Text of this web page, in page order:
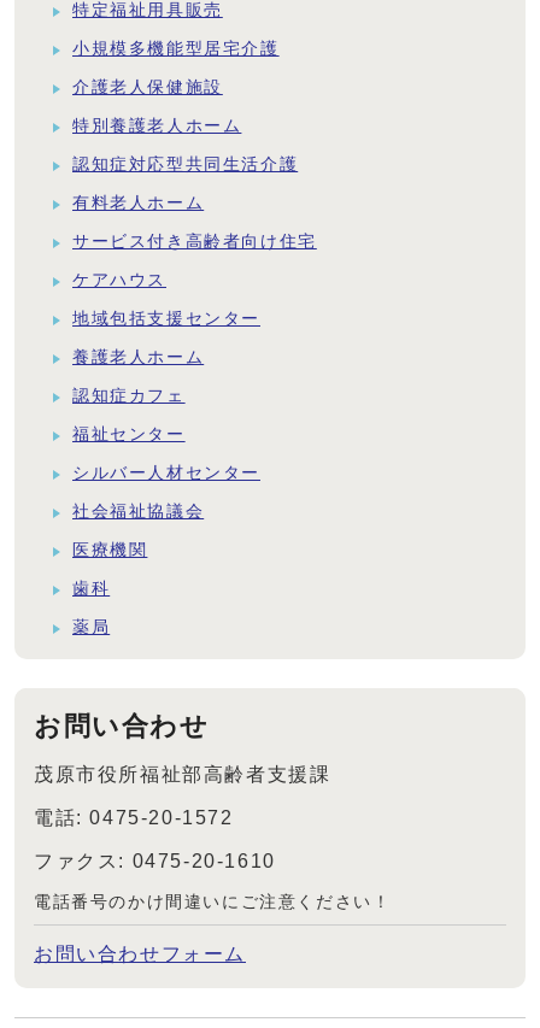
特定福祉用具販売
小規模多機能型居宅介護
介護老人保健施設
特別養護老人ホーム
認知症対応型共同生活介護
有料老人ホーム
サービス付き高齢者向け住宅
ケアハウス
地域包括支援センター
養護老人ホーム
認知症カフェ
福祉センター
シルバー人材センター
社会福祉協議会
医療機関
歯科
薬局
お問い合わせ
茂原市役所福祉部高齢者支援課
電話: 0475-20-1572
ファクス: 0475-20-1610
電話番号のかけ間違いにご注意ください！
お問い合わせフォーム